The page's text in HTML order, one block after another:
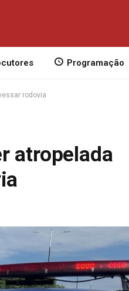
Programação
rodovia
atropelada